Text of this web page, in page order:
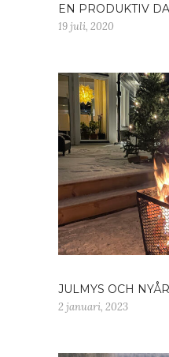
EN PRODUKTIV
19 juli, 2020
JULMYS OCH
2 januari, 2023